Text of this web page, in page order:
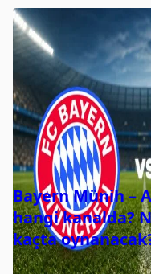
Bayern Münih –
hangi kanalda?
kaçta